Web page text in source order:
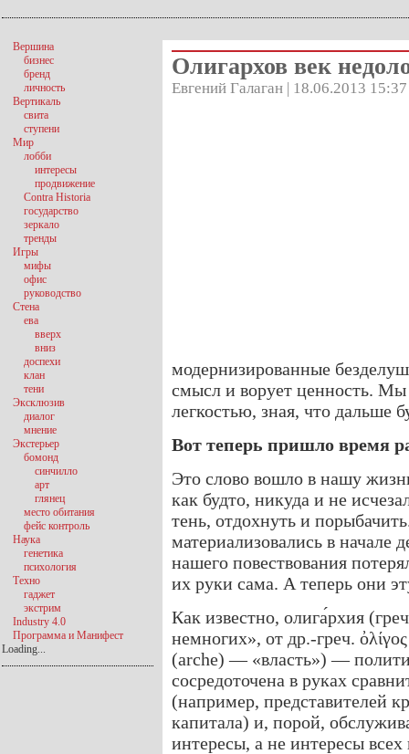
Олигархов век
Евгений Галаган | 18.06.2013 15:37
модернизированные
смысл и ворует ценность.
легкостью, зная, что дальше
Вот теперь пришло время
Это слово вошло в нашу
как будто, никуда и не
тень, отдохнуть и
материализовались в начале
нашего повествования
их руки сама. А теперь они
Как известно, олига́рхия
немногих», от др.-греч.
(arche) — «власть») —
сосредоточена в руках
(например, представителей
капитала) и, порой,
интересы, а не интересы всех
Вершина
бизнес
бренд
личность
Вертикаль
свита
ступени
Мир
лобби
интересы
продвижение
Contra Historia
государство
зеркало
тренды
Игры
мифы
офис
руководство
Стена
ева
вверх
вниз
доспехи
клан
тени
Эксклюзив
диалог
мнение
Экстерьер
бомонд
синчилло
арт
глянец
место обитания
фейс контроль
Наука
генетика
психология
Техно
гаджет
экстрим
Industry 4.0
Программа и Манифест
Loading...